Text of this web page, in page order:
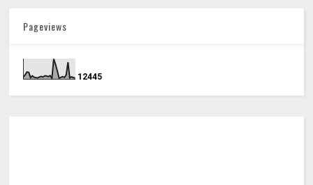
Pageviews
1 2445